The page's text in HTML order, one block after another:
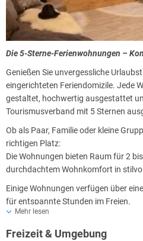
Die 5-Sterne-Ferienwohnungen –
Genießen Sie unvergessliche
eingerichteten Feriendomizile. Jede
gestaltet, hochwertig ausgestattet
Tourismusverband mit 5 Sternen
Ob als Paar, Familie oder kleine
richtigen Platz:
Die Wohnungen bieten Raum für 2
durchdachtem Wohnkomfort in
Einige Wohnungen verfügen über
für entspannte Stunden im Freien.
Dachterrasse mit ca. 107 m² – Ihre
Mehr lesen
Freizeit & Umgebung